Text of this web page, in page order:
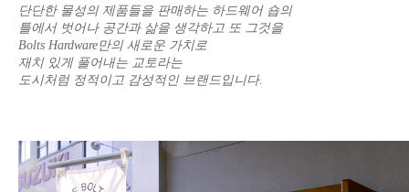
단단한 물성의 제품들을 판매하는 하드웨어 숍의
틀에서 벗어나 공간과 삶을 생각하고 또 그것을
Bolts Hardware만의 새로운 가치로
재치 있게 풀어내는 교토라는
도시처럼 정적이고 감성적인 브랜드입니다.